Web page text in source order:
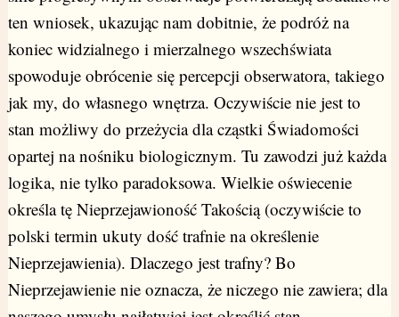
ten wniosek, ukazując nam dobitnie, że podróż na
koniec widzialnego i mierzalnego wszechświata
spowoduje obrócenie się percepcji obserwatora, takiego
jak my, do własnego wnętrza. Oczywiście nie jest to
stan możliwy do przeżycia dla cząstki Świadomości
opartej na nośniku biologicznym. Tu zawodzi już każda
logika, nie tylko paradoksowa. Wielkie oświecenie
określa tę Nieprzejawioność Takością (oczywiście to
polski termin ukuty dość trafnie na określenie
Nieprzejawienia). Dlaczego jest trafny? Bo
Nieprzejawienie nie oznacza, że niczego nie zawiera; dla